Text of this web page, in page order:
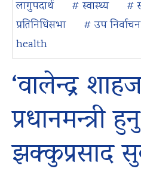
लागुपदार्थ
# स्वास्थ्य #
प्रतिनिधिसभा
# उप निर्वाचन
health
‘वालेन्द्र
प्रधानमन्त्री
झक्कुप्रसाद